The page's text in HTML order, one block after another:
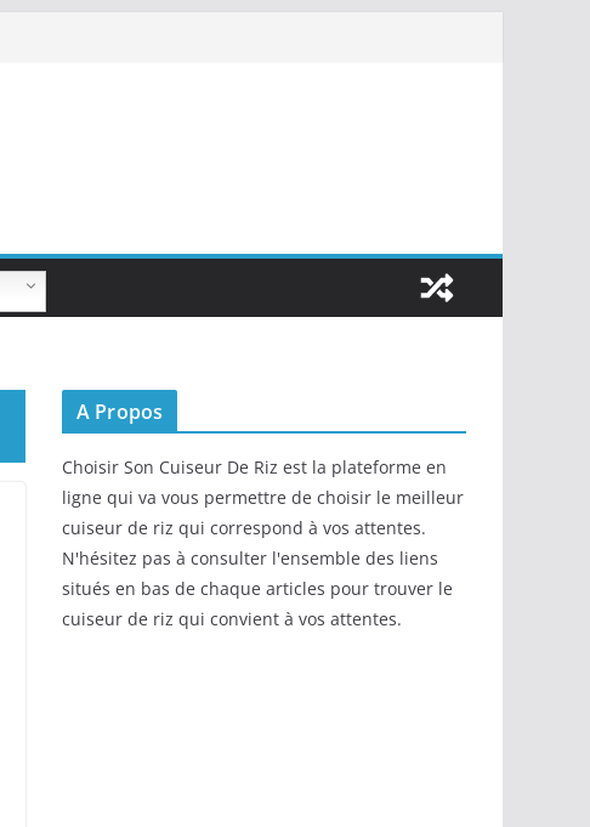
A Propos
Choisir Son Cuiseur De Riz est la plateforme en
ligne qui va vous permettre de choisir le meilleur
cuiseur de riz qui correspond à vos attentes.
N'hésitez pas à consulter l'ensemble des liens
situés en bas de chaque articles pour trouver le
cuiseur de riz qui convient à vos attentes.